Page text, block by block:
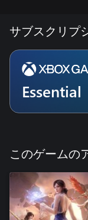
サブスクリプ
Essential
このゲームの